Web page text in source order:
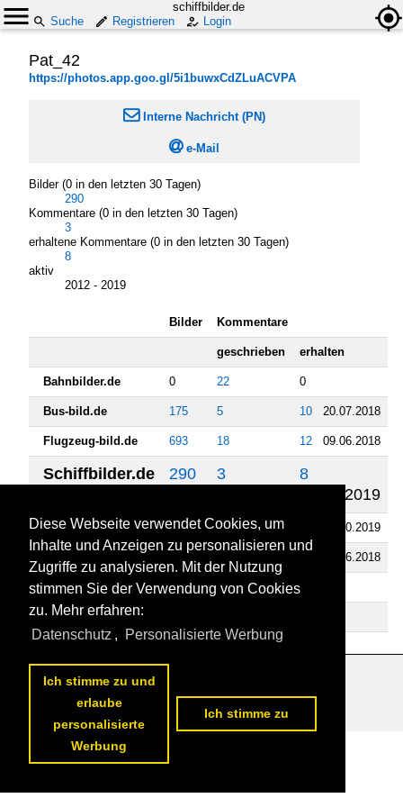
schiffbilder.de
Suche
Registrieren Login
Pat_42
https://photos.app.goo.gl/5i1buwxCdZLuACVPA
 Interne Nachricht (PN)
e-Mail
Bilder (0 in den letzten 30 Tagen)
290
Kommentare (0 in den letzten 30 Tagen)
3
erhaltene Kommentare (0 in den letzten 30 Tagen)
8
aktiv
2012 - 2019
Bilder Kommentare
geschrieben erhalten
Bahnbilder.de 0 22 0
Bus-bild.de 175 5 10 20.07.2018
Flugzeug-bild.de 693 18 12 09.06.2018
Schiffbilder.de 290 3
8
08.06.2019
Fahrzeugbilder.de 4078 127 03.10.2019
473 30.06.2018
Videos
Bahnvideos.eu
Datenschutzerklärung
Diese Webseite verwendet Cookies, um
Inhalte und Anzeigen zu personalisieren und
Zugriffe zu analysieren. Mit der Nutzung
stimmen Sie der Verwendung von Cookies
zu. Mehr erfahren:
Datenschutz , Personalisierte Werbung
Ich stimme zu und
erlaube
personalisierte
Werbung
Ich stimme zu